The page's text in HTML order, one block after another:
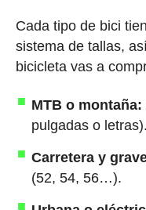
Cada tipo de bici
sistema de tallas,
bicicleta vas a
MTB o montaña:
pulgadas o letras).
Carretera y
(52, 54, 56…).